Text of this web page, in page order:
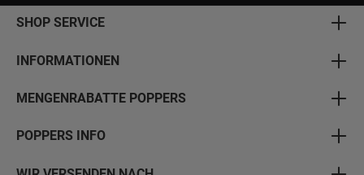
SHOP SERVICE
INFORMATIONEN
MENGENRABATTE POPPERS
POPPERS INFO